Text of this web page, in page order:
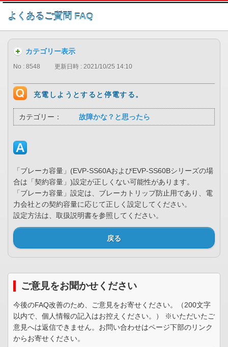
このページの本文へ
よくあるご質問 FAQ
カテゴリー表示
No : 8548 更新日時 : 2021/10/25 14:10
充電しようとすると停電する。
カテゴリー： 故障かな？と思ったら
「ブレーカ容量」(EVP-SS60AおよびEVP-SS60Bシリーズの場
合は「契約容量」)設定が正しくない可能性があります。
「ブレーカ容量」設定は、ブレーカトリップ防止用であり、電
力会社との契約容量に応じて正しく設定してください。
設定方法は、取扱説明書を参照してください。
戻る
ご意見をお聞かせください
今後のFAQ改善のため、ご意見をお寄せください。（200文字
以内で、個人情報の記入はお控えください。） ※いただいたご
意見へは返信できません。お問い合わせはページ下部のリンク
からお寄せください。